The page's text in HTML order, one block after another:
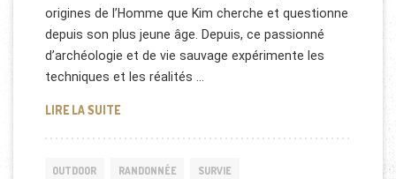
origines de l’Homme que Kim cherche et questionne
depuis son plus jeune âge. Depuis, ce passionné
d’archéologie et de vie sauvage expérimente les
techniques et les réalités …
LIRE LA SUITEPIEDS NUS AU CŒUR DU GRAND NORD CANADIEN
OUTDOOR RANDONNÉE SURVIE